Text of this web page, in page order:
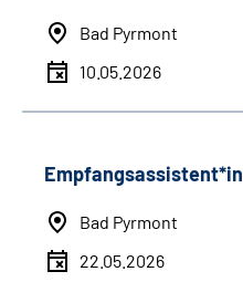
Bad Pyrmont
10.05.2026
Empfangsassistent*in
Bad Pyrmont
22.05.2026